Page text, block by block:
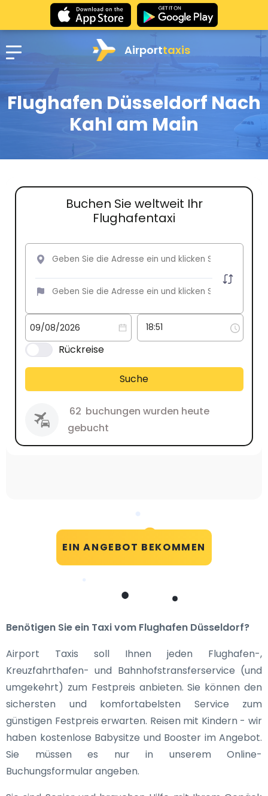
Airporttaxis
Flughafen Düsseldorf Nach
Kahl am Main
Buchen Sie weltweit Ihr
Flughafentaxi
Rückreise
Suche
62 buchungen wurden heute
gebucht
EIN ANGEBOT BEKOMMEN
Benötigen Sie ein Taxi vom Flughafen Düsseldorf?
Airport Taxis soll Ihnen jeden Flughafen-,
Kreuzfahrthafen- und Bahnhofstransferservice (und
umgekehrt) zum Festpreis anbieten. Sie können den
sichersten und komfortabelsten Service zum
günstigen Festpreis erwarten. Reisen mit Kindern - wir
haben kostenlose Babysitze und Booster im Angebot.
Sie müssen es nur in unserem Online-
Buchungsformular angeben.